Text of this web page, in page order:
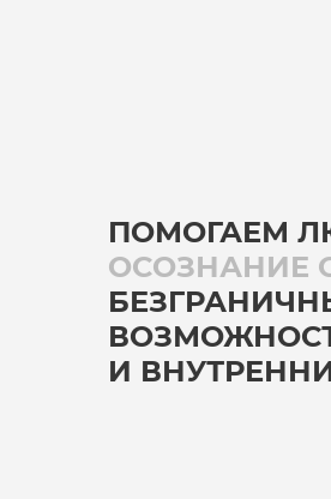
ПОМОГАЕМ
ОСОЗНАНИЕ
И